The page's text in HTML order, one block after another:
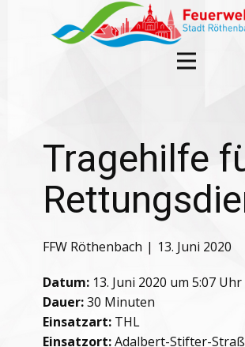
Tragehilfe
FFW Röthenbach 13. Juni 2020
Datum: 13. Juni 2020 um 5:07 Uhr
Dauer:30 Minuten
Einsatzart: THL
Einsatzort:Adalbert-Stifter-